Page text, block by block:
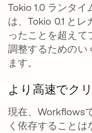
Tokio 1.0 ランタ
は、Tokio 0.1 と
ったことを超えて
調整するためのい
ます。
より高速でク
現在、Workflows
く依存することは